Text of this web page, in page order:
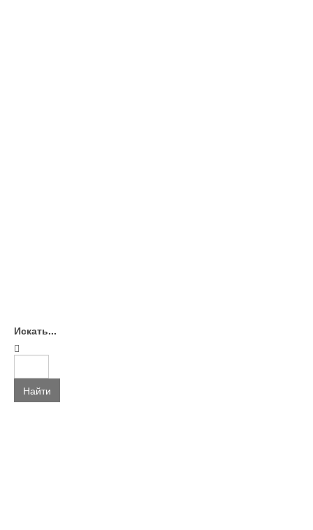
Искать...
Найти